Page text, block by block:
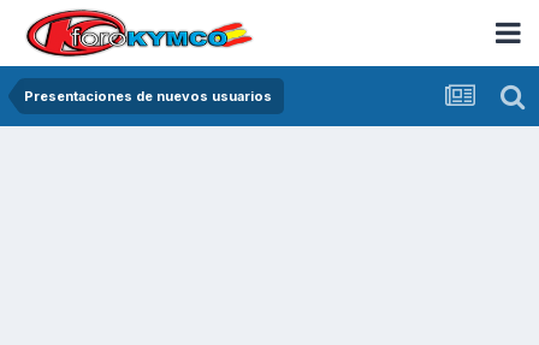
Presentaciones de nuevos usuarios